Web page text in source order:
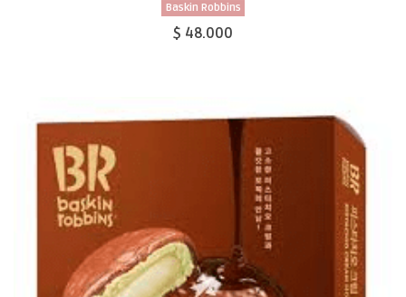
Baskin Robbins
$ 48.000